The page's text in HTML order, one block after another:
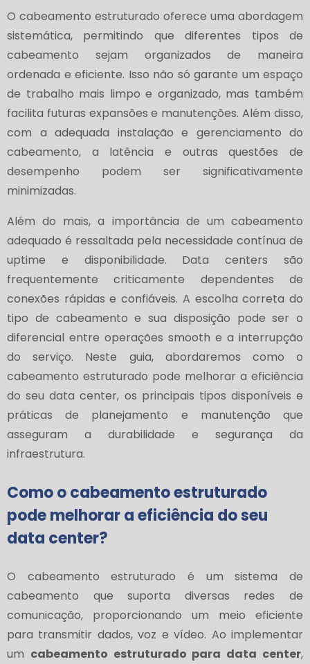
O cabeamento estruturado oferece uma abordagem
sistemática, permitindo que diferentes tipos de
cabeamento sejam organizados de maneira
ordenada e eficiente. Isso não só garante um espaço
de trabalho mais limpo e organizado, mas também
facilita futuras expansões e manutenções. Além disso,
com a adequada instalação e gerenciamento do
cabeamento, a latência e outras questões de
desempenho podem ser significativamente
minimizadas.
Além do mais, a importância de um cabeamento
adequado é ressaltada pela necessidade contínua de
uptime e disponibilidade. Data centers são
frequentemente criticamente dependentes de
conexões rápidas e confiáveis. A escolha correta do
tipo de cabeamento e sua disposição pode ser o
diferencial entre operações smooth e a interrupção
do serviço. Neste guia, abordaremos como o
cabeamento estruturado pode melhorar a eficiência
do seu data center, os principais tipos disponíveis e
práticas de planejamento e manutenção que
asseguram a durabilidade e segurança da
infraestrutura.
Como o cabeamento estruturado
pode melhorar a eficiência do seu
data center?
O cabeamento estruturado é um sistema de
cabeamento que suporta diversas redes de
comunicação, proporcionando um meio eficiente
para transmitir dados, voz e vídeo. Ao implementar
um cabeamento estruturado para data center,